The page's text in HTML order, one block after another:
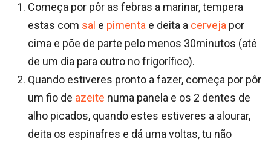
Começa por pôr as febras a marinar, tempera
estas com sal e pimenta e deita a cerveja por
cima e põe de parte pelo menos 30minutos (até
de um dia para outro no frigorífico).
Quando estiveres pronto a fazer, começa por pôr
um fio de azeite numa panela e os 2 dentes de
alho picados, quando estes estiveres a alourar,
deita os espinafres e dá uma voltas, tu não